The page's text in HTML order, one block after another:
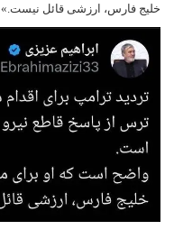
خلیج فارس، ارزشی قائل نیست.»